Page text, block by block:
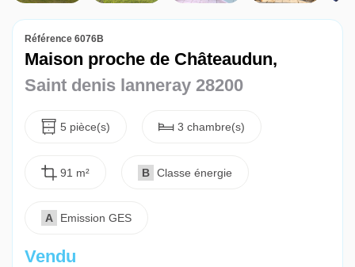
Référence 6076B
Maison proche de Châteaudun,
Saint denis lanneray 28200
5 pièce(s) 3 chambre(s)
91 m² B Classe énergie
A Emission GES
Vendu